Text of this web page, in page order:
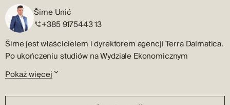
otwiera się na przestronny, naturalnie oświetlony salon,
kuchnię i jadalnię. Cały salon zdobi zachwycający
panoramiczny widok na Morze Adriatyckie, co sprawia
wrażenie, że jest ono przedłużeniem domu.
Penthouse oferuje trzy przestronne sypialnie, każda z własną
luksusową łazienką, zapewniając maksymalny komfort i
toalety, maszynownię oraz nowocześnie zaprojektowane
Šime Unić
+385 9175443 13
Šime jest właścicielem i dyrektorem agencji Terra Dalmatica.
Po ukończeniu studiów na Wydziale Ekonomicznym
Uniwersytetu w Zagrzebiu rozpoczął karierę zawodową w
branży nieruchomości w rodzinnym Szybeniku.
Šime jest licencjonowanym agentem nieruchomości i szybko
Pokaż więcej